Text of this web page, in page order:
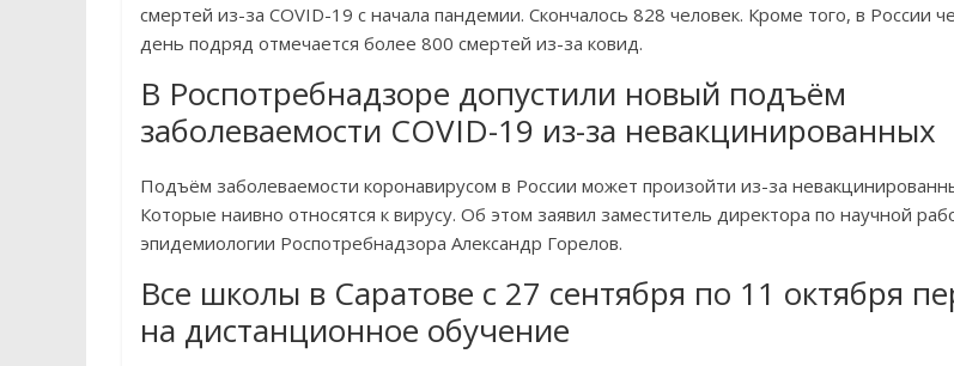
смертей из-за COVID-19 с начала пандемии. Скончалось 828 человек. Кроме того, в России
день подряд отмечается более 800 смертей из-за ковид.
В Роспотребнадзоре допустили новый подъём
заболеваемости COVID-19 из-за невакцинированных
Подъём заболеваемости коронавирусом в России может произойти из-за
Которые наивно относятся к вирусу. Об этом заявил заместитель директора по научной
эпидемиологии Роспотребнадзора Александр Горелов.
Все школы в Саратове с 27 сентября по 11 октября
на дистанционное обучение